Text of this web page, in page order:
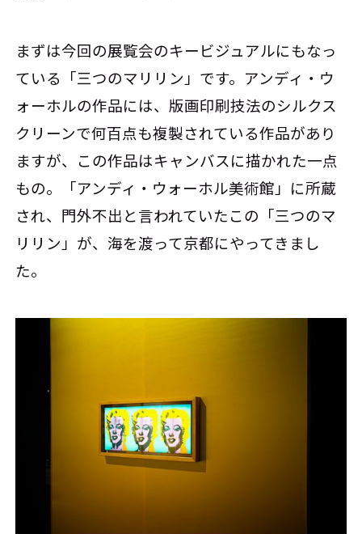
まずは今回の展覧会のキービジュアルにもなっ
ている「三つのマリリン」です。アンディ・ウ
ォーホルの作品には、版画印刷技法のシルクス
クリーンで何百点も複製されている作品があり
ますが、この作品はキャンバスに描かれた一点
もの。「アンディ・ウォーホル美術館」に所蔵
され、門外不出と言われていたこの「三つのマ
リリン」が、海を渡って京都にやってきまし
た。